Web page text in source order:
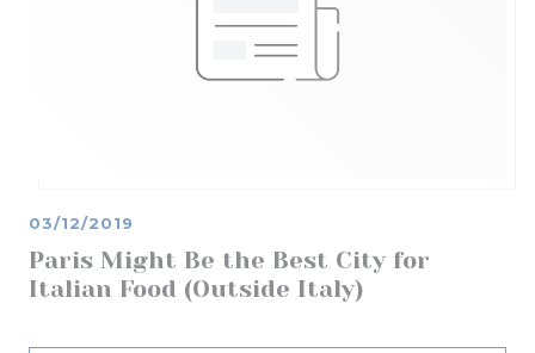
Paris Might Be the Best City for
Italian Food (Outside Italy)
03/12/2019